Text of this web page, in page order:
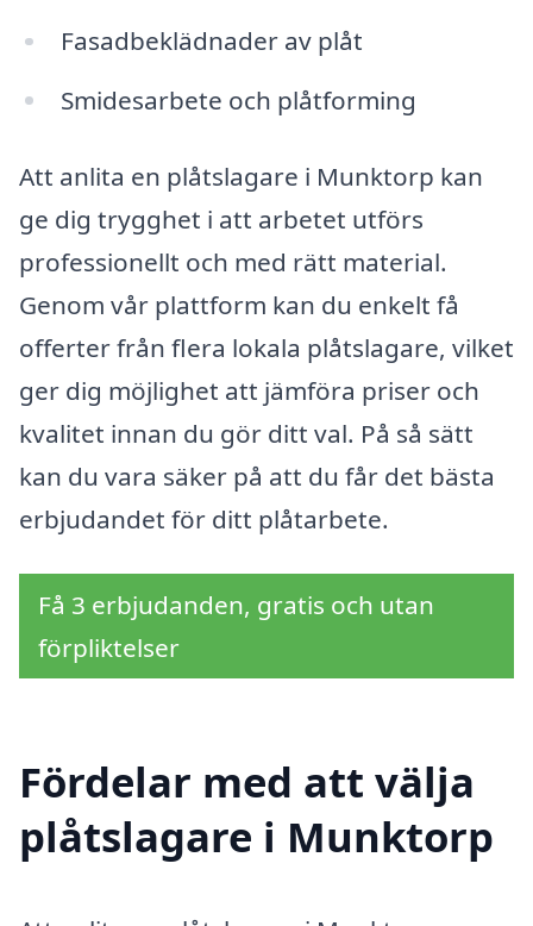
Fasadbeklädnader av plåt
Smidesarbete och plåtforming
Att anlita en plåtslagare i Munktorp kan
ge dig trygghet i att arbetet utförs
professionellt och med rätt material.
Genom vår plattform kan du enkelt få
offerter från flera lokala plåtslagare, vilket
ger dig möjlighet att jämföra priser och
kvalitet innan du gör ditt val. På så sätt
kan du vara säker på att du får det bästa
erbjudandet för ditt plåtarbete.
Få 3 erbjudanden, gratis och utan
förpliktelser
Fördelar med att välja
plåtslagare i Munktorp